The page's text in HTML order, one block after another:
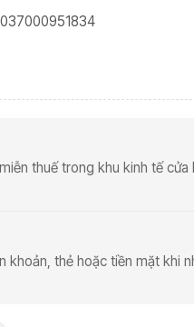
037000951834
thuế trong khu kinh tế cửa
khoản, thẻ hoặc tiền mặt khi